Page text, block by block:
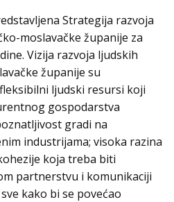
Strategija razvoja
moslavačke županije za
Vizija razvoja ljudskih
županije su
ljudski resursi koji
gospodarstva
gradi na
industrijama; visoka razina
koja treba biti
partnerstvu i komunikaciji
kako bi se povećao